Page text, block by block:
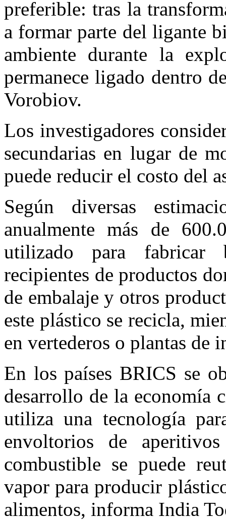
preferible: tras la
a formar parte del ligante
ambiente durante la
permanece ligado dentro
Vorobiov.
Los investigadores
secundarias en lugar de
puede reducir el costo del
Según diversas
anualmente más de
utilizado para fabricar
recipientes de productos
de embalaje y otros
este plástico se recicla,
en vertederos o plantas de
En los países BRICS se
desarrollo de la economía
utiliza una tecnología
envoltorios de
combustible se puede
vapor para producir
alimentos, informa India